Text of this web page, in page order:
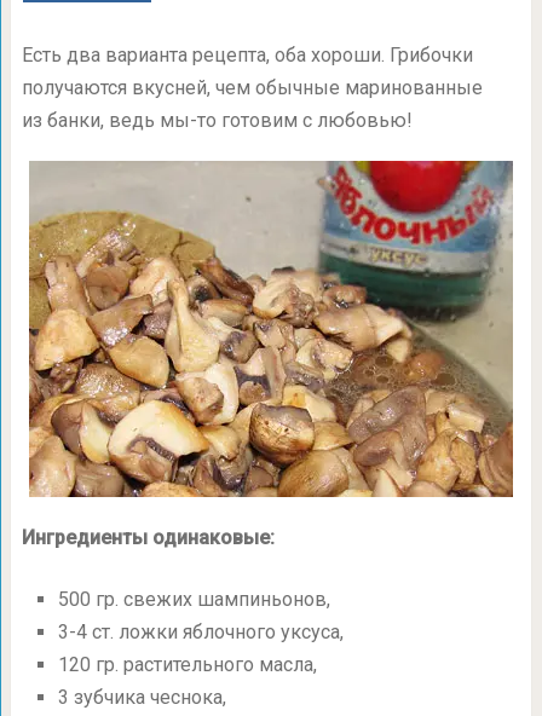
Есть два варианта рецепта, оба хороши. Грибочки
получаются вкусней, чем обычные маринованные
из банки, ведь мы-то готовим с любовью!
Ингредиенты одинаковые:
500 гр. свежих шампиньонов,
3-4 ст. ложки яблочного уксуса,
120 гр. растительного масла,
3 зубчика чеснока,